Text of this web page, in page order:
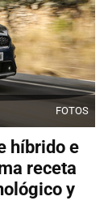
FOTOS
híbrido e
receta
y